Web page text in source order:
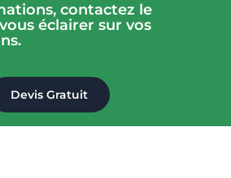
Devis Gratuit
contactez le
éclairer sur vos